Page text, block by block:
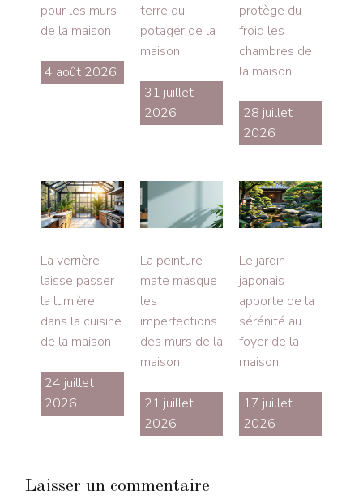
pour les murs
de la maison
4 août 2026
terre du
potager de la
maison
31 juillet
2026
protège du
froid les
chambres de
la maison
28 juillet
2026
La verrière
laisse passer
la lumière
dans la cuisine
de la maison
24 juillet
2026
La peinture
mate masque
les
imperfections
des murs de la
maison
21 juillet
2026
Le jardin
japonais
apporte de la
sérénité au
foyer de la
maison
17 juillet
2026
Laisser un commentaire